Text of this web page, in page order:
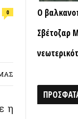
νεωτερικότητα
Η
τους